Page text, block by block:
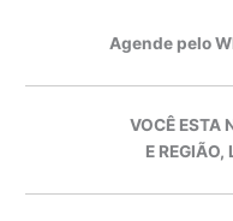
Agende pelo
VOCÊ ESTA
E